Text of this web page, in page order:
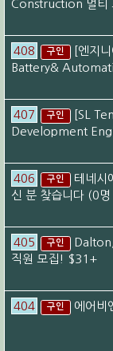
Construction 멀티
408 구인
[엔지
Battery&
407 구인
[SL
Development
406 구인
테네시
신 분 찾습니다 (0명
405 구인
직원 모집! $31+
404 구인 에어비